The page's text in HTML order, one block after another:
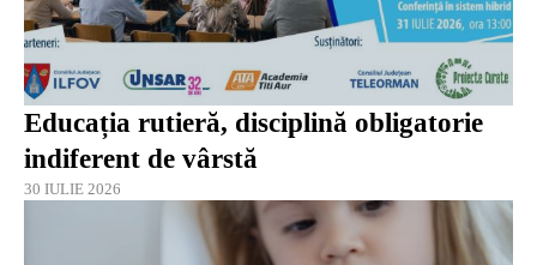
Educația rutieră, disciplină obligatorie
indiferent de vârstă
30 IULIE 2026